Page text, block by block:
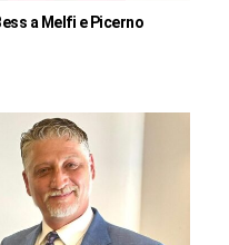
a Melfi e Picerno